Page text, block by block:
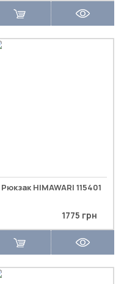
Рюкзак HIMAWARI 115401
1775 грн